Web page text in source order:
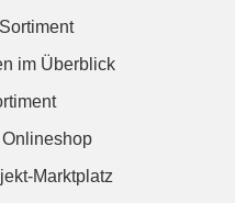
im Überblick
Marktplatz